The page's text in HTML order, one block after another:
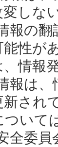
しな
報の翻
性が
情報
報は、
され
ついて
全委員